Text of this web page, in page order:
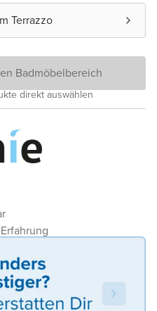
Terrazzo
Badmöbelbereich
direkt auswählen